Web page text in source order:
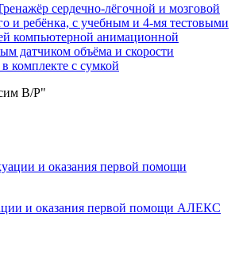
сердечно-лёгочной и мозговой
и ребёнка, с учебным и 4-мя тестовыми
компьютерной анимационной
датчиком объёма и скорости
комплекте с сумкой
В/Р"
и оказания первой помощи АЛЕКС